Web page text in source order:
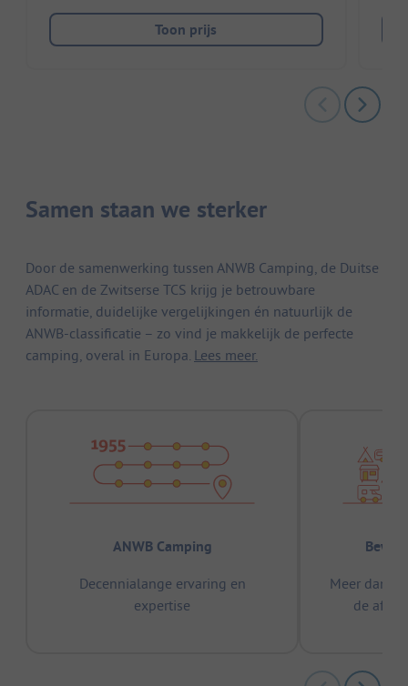
Toon prijs
Samen staan we sterker
Door de samenwerking tussen ANWB Camping, de Duitse
ADAC en de Zwitserse TCS krijg je betrouwbare
informatie, duidelijke vergelijkingen én natuurlijk de
ANWB-classificatie – zo vind je makkelijk de perfecte
camping, overal in Europa. Lees meer.
ANWB Camping
Decennialange ervaring en
expertise
Meer dan
de